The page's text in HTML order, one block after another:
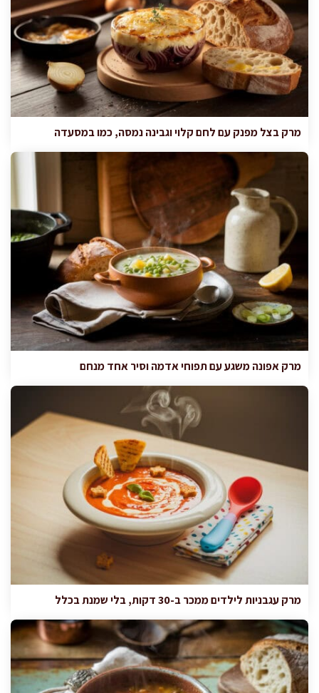
מרק בצל מפנק עם לחם קלוי וגבינה נמסה, כמו במסעדה
מרק אפונה משגע עם תפוחי אדמה וסיר אחד מנחם
מרק עגבניות לילדים ממכר ב-30 דקות, בלי שמנת בכלל